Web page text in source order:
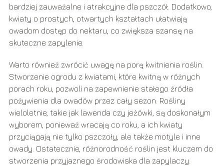
bardziej zauważalne i atrakcyjne dla pszczół. Dodatkowo,
kwiaty o prostych, otwartych kształtach ułatwiają
owadom dostęp do nektaru, co zwiększa szansę na
skuteczne zapylenie.
Warto również zwrócić uwagę na porę kwitnienia roślin.
Stworzenie ogrodu z kwiatami, które kwitną w różnych
porach roku, pozwoli na zapewnienie stałego źródła
pożywienia dla owadów przez cały sezon. Rośliny
wieloletnie, takie jak lawenda czy jeżówki, są doskonałym
wyborem, ponieważ wracają co roku, a ich kwiaty
przyciągają nie tylko pszczoły, ale także motyle i inne
owady. Ostatecznie, różnorodność roślin jest kluczem do
stworzenia przyjaznego środowiska dla zapylaczy.